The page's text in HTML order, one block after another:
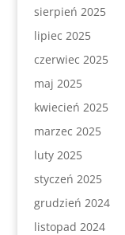
sierpień 2025
lipiec 2025
czerwiec 2025
maj 2025
kwiecień 2025
marzec 2025
luty 2025
styczeń 2025
grudzień 2024
listopad 2024